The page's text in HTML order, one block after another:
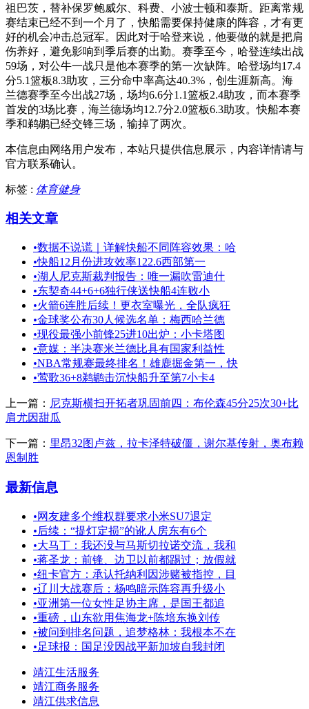
祖巴茨，替补保罗鲍威尔、科费、小波士顿和泰斯。距离常规
赛结束已经不到一个月了，快船需要保持健康的阵容，才有更
好的机会冲击总冠军。因此对于哈登来说，他要做的就是把肩
伤养好，避免影响到季后赛的出勤。赛季至今，哈登连续出战
59场，对公牛一战只是他本赛季的第一次缺阵。哈登场均17.4
分5.1篮板8.3助攻，三分命中率高达40.3%，创生涯新高。海
兰德赛季至今出战27场，场均6.6分1.1篮板2.4助攻，而本赛季
首发的3场比赛，海兰德场均12.7分2.0篮板6.3助攻。快船本赛
季和鹈鹕已经交锋三场，输掉了两次。
本信息由网络用户发布， 本站只提供信息展示，内容详情请与
官方联系确认。
标签 : 体育健身
相关文章
•数据不说谎｜详解快船不同阵容效果：哈
•快船12月份进攻效率122.6西部第一
•湖人尼克斯裁判报告：唯一漏吹雷迪什
•东契奇44+6+6独行侠送快船4连败小
•火箭6连胜后续！更衣室曝光，全队疯狂
•金球奖公布30人候选名单：梅西哈兰德
•现役最强小前锋25进10出炉：小卡塔图
•意媒：半决赛米兰德比具有国家利益性
•NBA常规赛最终排名！雄鹿掘金第一，快
•莺歌36+8鹈鹕击沉快船升至第7小卡4
上一篇： 尼克斯横扫开拓者巩固前四：布伦森45分25次30+比
肩尤因甜瓜
下一篇： 里昂32图卢兹，拉卡泽特破僵，谢尔基传射，奥布赖
恩制胜
最新信息
•网友建多个维权群要求小米SU7退定
•后续：“提灯定损”的讹人房东有6个
•大马丁：我还没与马斯切拉诺交流，我和
•蒋圣龙：前锋、边卫以前都踢过；放假就
•纽卡官方：承认托纳利因涉赌被指控，目
•辽川大战赛后：杨鸣暗示阵容再升级小
•亚洲第一位女性足协主席，是国王都追
•重磅，山东欲用焦海龙+陈培东换刘传
•被问到排名问题，追梦格林：我根本不在
•足球报：国足没因战平新加坡自我封闭
靖江生活服务
靖江商务服务
靖江供求信息